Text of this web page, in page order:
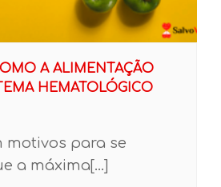
A ALIMENTAÇÃO
HEMATOLÓGICO
motivos para se
a máxima[...]